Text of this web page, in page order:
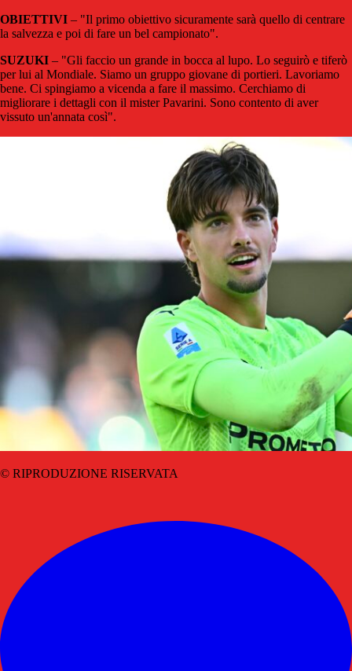
OBIETTIVI – "Il primo obiettivo sicuramente sarà quello di centrare
la salvezza e poi di fare un bel campionato".
SUZUKI – "Gli faccio un grande in bocca al lupo. Lo seguirò e tiferò
per lui al Mondiale. Siamo un gruppo giovane di portieri. Lavoriamo
bene. Ci spingiamo a vicenda a fare il massimo. Cerchiamo di
migliorare i dettagli con il mister Pavarini. Sono contento di aver
vissuto un'annata così".
© RIPRODUZIONE RISERVATA